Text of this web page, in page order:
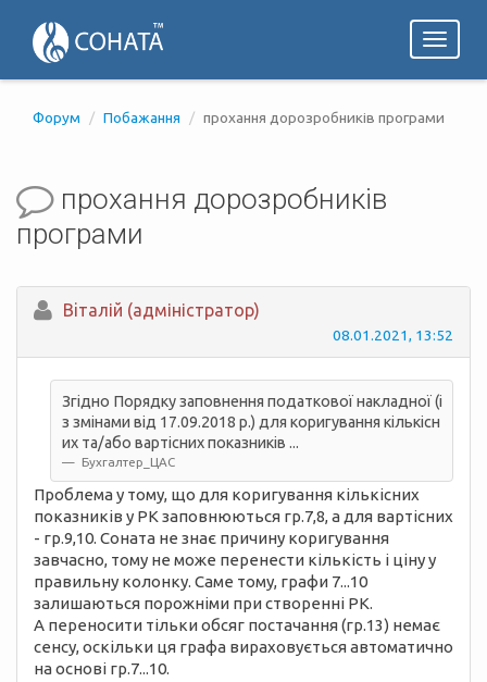
Toggle
Форум Побажання прохання дорозробників програми
прохання дорозробників
програми
Вiталій (адміністратор)
08.01.2021, 13:52
Згідно Порядку заповнення податкової накладної (і
з змінами від 17.09.2018 р.) для коригування кількісн
их та/або вартісних показників ...
Бухгалтер_ЦАС
Проблема у тому, що для коригування кількісних
показників у РК заповнюються гр.7,8, а для вартісних
- гр.9,10. Соната не знає причину коригування
завчасно, тому не може перенести кількість і ціну у
правильну колонку. Саме тому, графи 7...10
залишаються порожніми при створенні РК.
А переносити тільки обсяг постачання (гр.13) немає
сенсу, оскільки ця графа вираховується автоматично
на основі гр.7...10.